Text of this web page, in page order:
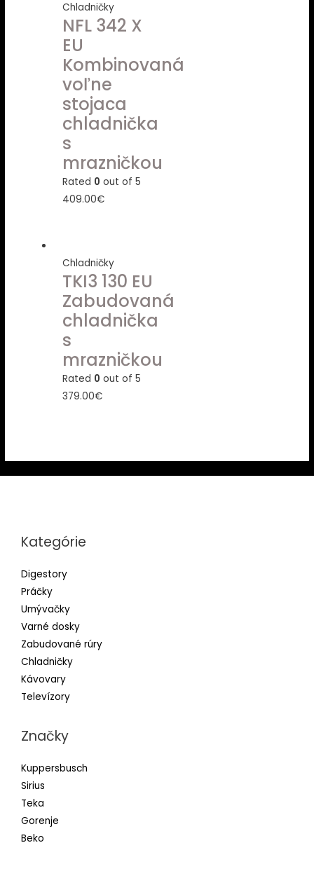
Chladničky
NFL 342 X
EU
Kombinovaná
voľne
stojaca
chladnička
s
mrazničkou
Rated 0 out of 5
409.00€
Chladničky
TKI3 130 EU
Zabudovaná
chladnička
s
mrazničkou
Rated 0 out of 5
379.00€
Kategórie
Digestory
Práčky
Umývačky
Varné dosky
Zabudované rúry
Chladničky
Kávovary
Televízory
Značky
Kuppersbusch
Sirius
Teka
Gorenje
Beko